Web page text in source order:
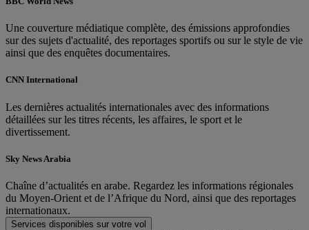
Une couverture médiatique complète, des émissions approfondies
sur des sujets d'actualité, des reportages sportifs ou sur le style de vie
ainsi que des enquêtes documentaires.
CNN International
Les dernières actualités internationales avec des informations
détaillées sur les titres récents, les affaires, le sport et le
divertissement.
Sky News Arabia
Chaîne d’actualités en arabe. Regardez les informations régionales
du Moyen-Orient et de l’Afrique du Nord, ainsi que des reportages
internationaux.
Services disponibles sur votre vol